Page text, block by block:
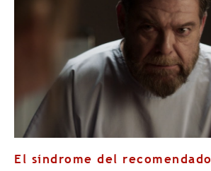
El síndrome del recomendado